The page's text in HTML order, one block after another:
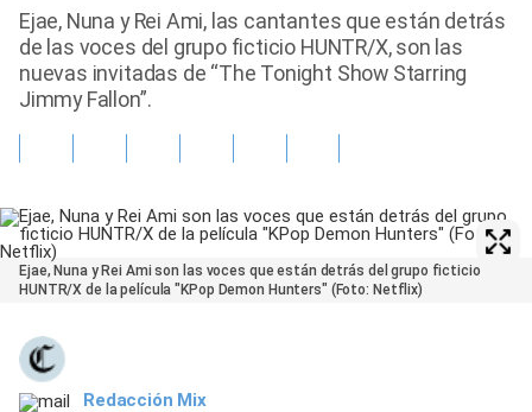
Tendencias Mix
Sports
Ejae, Nuna y Rei Ami, las cantantes que están detrás
de las voces del grupo ficticio HUNTR/X, son las
nuevas invitadas de “The Tonight Show Starring
Jimmy Fallon”.
Ejae, Nuna y Rei Ami son las voces que están detrás del grupo ficticio
HUNTR/X de la película "KPop Demon Hunters" (Foto: Netflix)
Redacción Mix